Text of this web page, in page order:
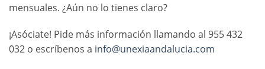
mensuales. ¿Aún no lo tienes claro?
¡Asóciate! Pide más información llamando al 955 432
032 o escríbenos a info@unexiaandalucia.com